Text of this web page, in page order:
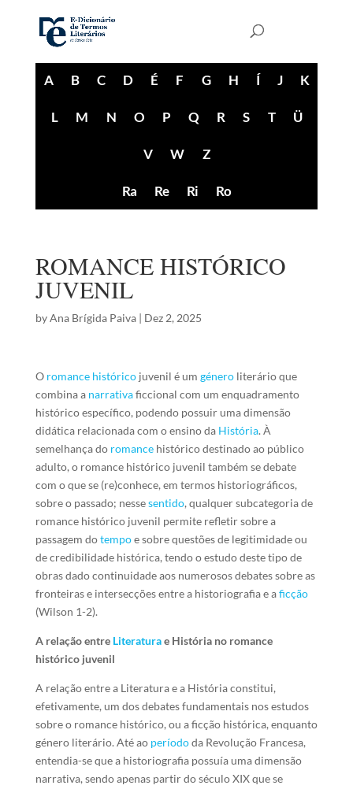
A B C D É F G H Í J K
L M N O P Q R S T Ü
V W Z
Ra Re Ri Ro
ROMANCE HISTÓRICO
JUVENIL
byAna Brígida Paiva| Dez 2, 2025
O romance históricojuvenil é um géneroliterário que
combina a narrativaficcional com um enquadramento
histórico específico, podendo possuir uma dimensão
didática relacionada com o ensino da História. À
semelhança do romancehistórico destinado ao público
adulto, o romance histórico juvenil também se debate
com o que se (re)conhece, em termos historiográficos,
sobre o passado; nessesentido, qualquer subcategoria de
romance histórico juvenil permite refletir sobre a
passagem dotempoe sobre questões de legitimidade ou
de credibilidade histórica, tendo o estudo deste tipo de
obras dado continuidade aos numerosos debates sobre as
fronteiras e intersecções entre a historiografia e aficção
(Wilson 1-2).
A relação entre Literaturae História no romance
histórico juvenil
A relação entre a Literatura e a História constitui,
efetivamente, um dos debates fundamentais nos estudos
sobre o romance histórico, ou a ficção histórica, enquanto
género literário. Até ao períododa Revolução Francesa,
entendia-se que a historiografia possuía uma dimensão
narrativa, sendo apenas partir do século XIX que se